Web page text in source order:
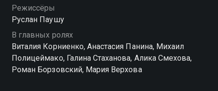
Великолепная пятерка» — смотрите онлайн в
хорошем качестве.
Режиссёры
Руслан Паушу
В главных ролях
Виталия Корниенко, Анастасия Панина, Михаил
Полицеймако, Галина Стаханова, Алика Смехова,
Роман Борзовский, Мария Верхова